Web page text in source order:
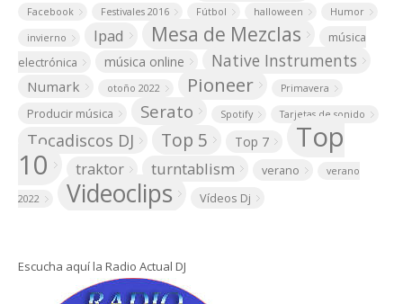
Facebook Festivales 2016 Fútbol halloween Humor
invierno Ipad Mesa de Mezclas
música
electrónica
música online Native Instruments
Numark otoño 2022 Pioneer Primavera
Producir música Serato Spotify Tarjetas de sonido
Tocadiscos DJ Top 5 Top 7 Top
10 traktor turntablism verano verano
2022 Videoclips Vídeos Dj
Escucha aquí la Radio Actual DJ